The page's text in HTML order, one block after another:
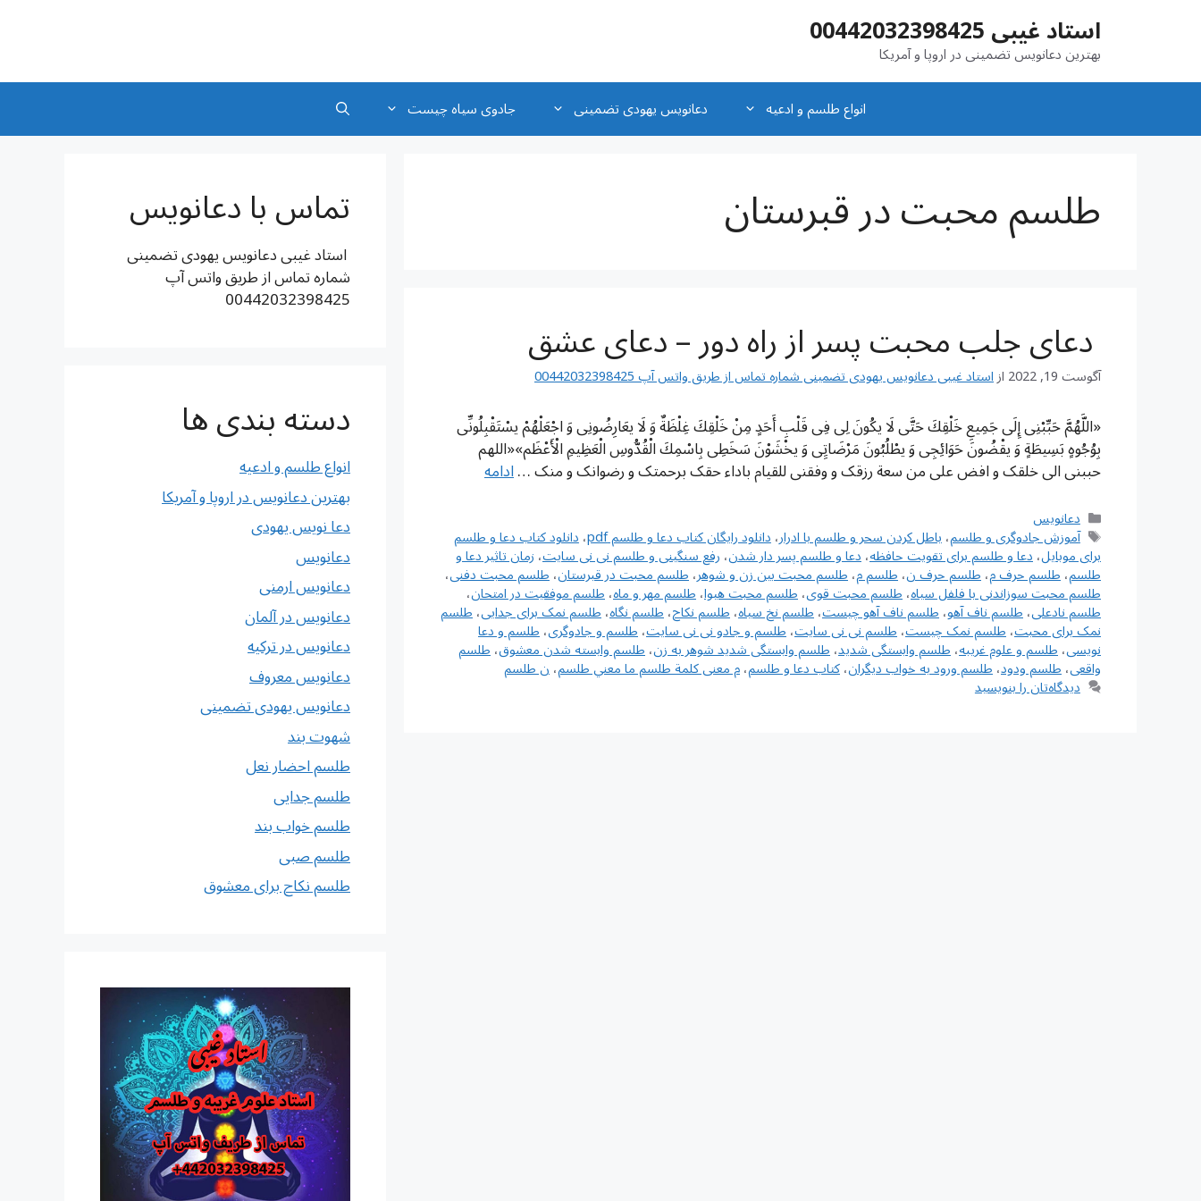
استاد غیبی 00442032398425
بهترین دعانویس تضمینی در اروپا و آمریکا
انواع طلسم و ادعیه
دعانویس یهودی تضمینی جادوی سیاه چیست
طلسم محبت در قبرستان
دعای جلب محبت پسر از راه دور – دعای عشق
آگوست 19, 2022 ازاستاد غیبی دعانویس یهودی تضمینی شماره تماس از طریق واتس آپ 00442032398425
«اللَّهُمَّ حَبِّبْنِی إِلَى جَمِیعِ خَلْقِكَ حَتَّى لَا یكُونَ لِی فِی قَلْبِ أَحَدٍ مِنْ خَلْقِكَ غِلْظَةٌ وَ لَا یعَارِضُونِی وَ اجْعَلْهُمْ یسْتَقْبِلُونِّی
بِوُجُوهٍ بَسِیطَةٍ وَ یقْضُونَ حَوَائِجِی وَ یطْلُبُونَ مَرْضَاتِِی وَ یخْشَوْنَ سَخَطِی بِاسْمِكَ الْقُدُّوسِ الْعَظِیمِ الْأَعْظَم»«اللهم
حببنی الی خلقک و افض علی من سعة رزقک و وفقنی للقیام باداء حقک برحمتک و رضوانک و منک …ادامه
دسته‌ها
دعانویس
برچسب‌ها
آموزش جادوگری و طلسم،باطل كردن سحر و طلسم با ادرار،دانلود رایگان کتاب دعا و طلسم pdf ،دانلود کتاب دعا و طلسم
برای موبایل،دعا و طلسم برای تقویت حافظه،دعا و طلسم پسر دار شدن،رفع سنگینی و طلسم نی نی سایت،زمان تاثیر دعا و
طلسم،طلسم حرف م،طلسم حرف ن،طلسم م،طلسم محبت بین زن و شوهر،طلسم محبت در قبرستان،طلسم محبت دفنی،
طلسم محبت سوزاندنی با فلفل سیاه،طلسم محبت قوی،طلسم محبت هیوا،طلسم مهر و ماه،طلسم موفقیت در امتحان،
طلسم نادعلی،طلسم ناف آهو،طلسم ناف آهو چیست،طلسم نخ سیاه،طلسم نکاح،طلسم نگاه،طلسم نمک برای جدایی،طلسم
نمک برای محبت،طلسم نمک چیست،طلسم نی نی سایت،طلسم و جادو نی نی سایت،طلسم و جادوگری،طلسم و دعا
نویسی،طلسم و علوم غریبه،طلسم وابستگی شدید،طلسم وابستگی شدید شوهر به زن،طلسم وابسته شدن معشوق،طلسم
واقعی،طلسم ودود،طلسم ورود به خواب دیگران،کتاب دعا و طلسم،م معنى كلمة طلسم ما معني طلسم،ن طلسم
دیدگاه‌تان را بنویسید
تماس با دعانویس
استاد غیبی دعانویس یهودی تضمینی
شماره تماس از طریق واتس آپ
00442032398425
دسته بندی ها
انواع طلسم و ادعیه
بهترین دعانویس در اروپا و آمریکا
دعا نویس یهودی
دعانویس
دعانویس ارمنی
دعانویس در آلمان
دعانویس در ترکیه
دعانویس معروف
دعانویس یهودی تضمینی
شهوت بند
طلسم احضار نعل
طلسم جدایی
طلسم خواب بند
طلسم صبی
طلسم نکاح برای معشوق